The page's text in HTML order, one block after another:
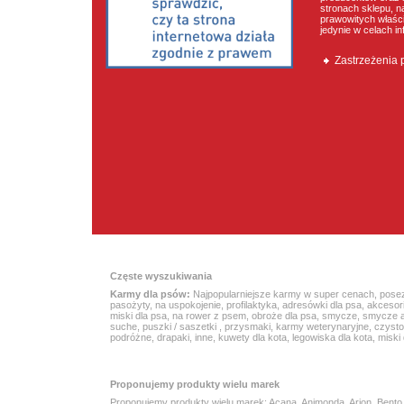
stronach sklepu,
prawowitych
jedynie w celach
Zastrzeżenia
Częste wyszukiwania
Karmy dla psów: Najpopularniejsze karmy w super cenach
pasożyty, na uspokojenie profilaktyka adresówki dla psa
miski dla psa na rower z psem obroże dla psa smycze smycze
suche puszki / saszetki przysmaki karmy weterynaryjne
podróżne drapaki inne kuwety dla kota legowiska dla kota miski
Proponujemy produkty wielu marek